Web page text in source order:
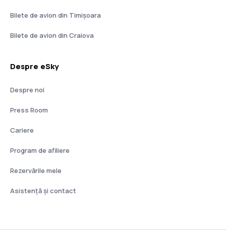
Bilete de avion din Timișoara
Bilete de avion din Craiova
Despre eSky
Despre noi
Press Room
Cariere
Program de afiliere
Rezervările mele
Asistenţă şi contact